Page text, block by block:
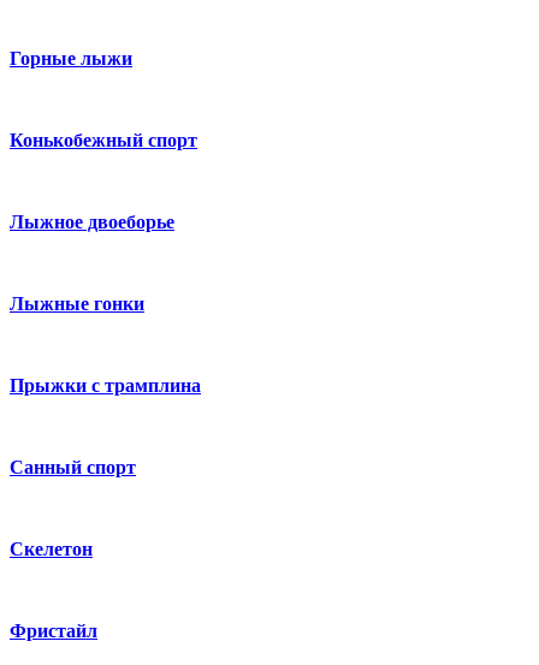
Горные лыжи
Конькобежный спорт
Лыжное двоеборье
Лыжные гонки
Прыжки с трамплина
Санный спорт
Скелетон
Фристайл